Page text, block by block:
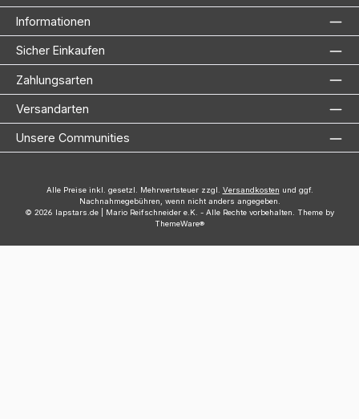
Informationen
Sicher Einkaufen
Zahlungsarten
Versandarten
Unsere Communities
Alle Preise inkl. gesetzl. Mehrwertsteuer zzgl. Versandkosten und ggf.
Nachnahmegebühren, wenn nicht anders angegeben.
© 2026 lapstars.de | Mario Reifschneider e.K. - Alle Rechte vorbehalten. Theme by
ThemeWare®